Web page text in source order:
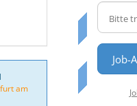
am
Job-